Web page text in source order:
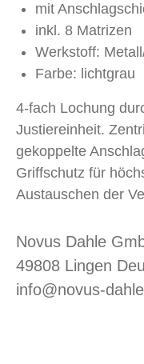
mit
inkl. 8 Matrizen
Werkstoff:
Farbe: lichtgrau
4-fach Lochung
Justiereinheit.
gekoppelte
Griffschutz für
Austauschen der
Novus Dahle
49808 Lingen
info@novus-